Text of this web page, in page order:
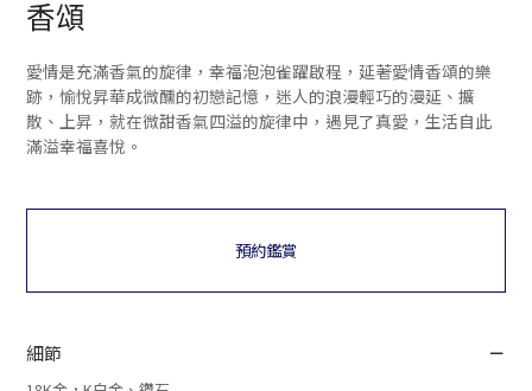
香頌
愛情是充滿香氣的旋律，幸福泡泡雀躍啟程，延著愛情香頌的樂
跡，愉悅昇華成微醺的初戀記憶，迷人的浪漫輕巧的漫延、擴
散、上昇，就在微甜香氣四溢的旋律中，遇見了真愛，生活自此
滿溢幸福喜悅。
預約鑑賞
細節